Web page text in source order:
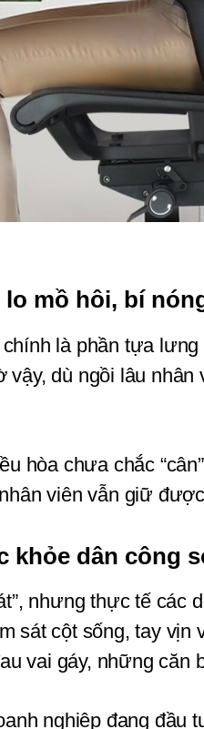
mồ hôi, bí
chính là phần tựa
dù ngồi lâu
hòa chưa chắc
viên vẫn giữ
khỏe dân công
sát cột sống, tay vịn
vai gáy, những căn
nghiệp đang đầu